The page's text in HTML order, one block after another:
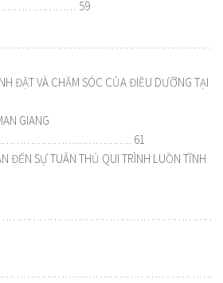
59
ĐẶT VÀ CHĂM SÓC CỦA ĐIỀU DƯỠNG TẠI
GIANG
61
ĐẾN SỰ TUÂN THỦ QUI TRÌNH LUỒN TĨNH